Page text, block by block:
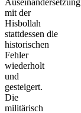
mit der
Hisbollah
stattdessen die
historischen
Fehler
wiederholt
und
gesteigert.
Die
militärisch